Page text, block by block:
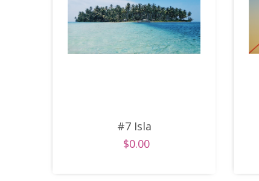
#7 Isla
$0.00